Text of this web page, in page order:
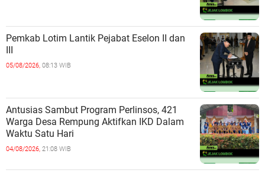
Pemkab Lotim Lantik Pejabat Eselon II dan
III
05/08/2026, 08:13 WIB
Antusias Sambut Program Perlinsos, 421
Warga Desa Rempung Aktifkan IKD Dalam
Waktu Satu Hari
04/08/2026, 21:08 WIB